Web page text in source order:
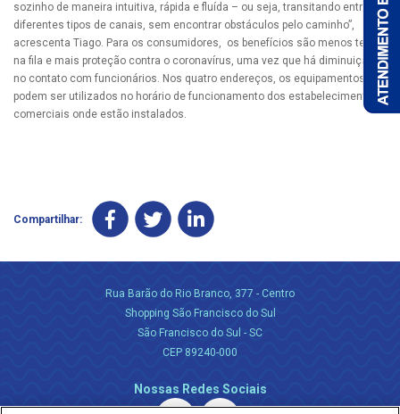
sozinho de maneira intuitiva, rápida e fluída – ou seja, transitando entre
diferentes tipos de canais, sem encontrar obstáculos pelo caminho”,
acrescenta Tiago. Para os consumidores, os benefícios são menos tempo
na fila e mais proteção contra o coronavírus, uma vez que há diminuição
no contato com funcionários. Nos quatro endereços, os equipamentos
podem ser utilizados no horário de funcionamento dos estabelecimentos
comerciais onde estão instalados.
Compartilhar:
Rua Barão do Rio Branco, 377 - Centro
Shopping São Francisco do Sul
São Francisco do Sul - SC
CEP 89240-000
Nossas Redes Sociais